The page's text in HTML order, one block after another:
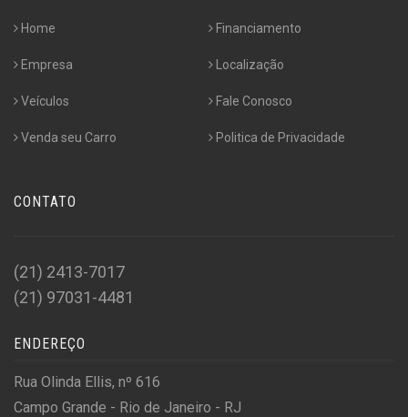
Home
Empresa
Veículos
Venda seu Carro
Financiamento
Localização
Fale Conosco
Politica de Privacidade
CONTATO
(21) 2413-7017
(21) 97031-4481
ENDEREÇO
Rua Olinda Ellis, nº 616
Campo Grande - Rio de Janeiro - RJ